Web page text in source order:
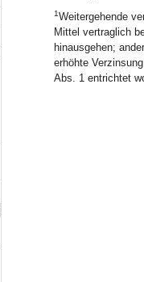
1Weitergehende
Mittel vertraglich
hinausgehen;
erhöhte
Abs. 1 entrichtet